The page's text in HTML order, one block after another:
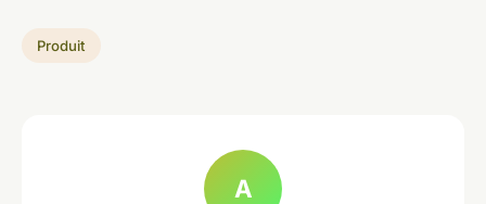
Produit
A